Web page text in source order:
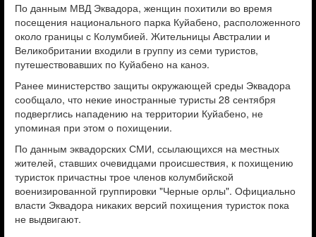
По данным МВД Эквадора, женщин похитили во время
посещения национального парка Куйабено, расположенного
около границы с Колумбией. Жительницы Австралии и
Великобритании входили в группу из семи туристов,
путешествовавших по Куйабено на каноэ.
Ранее министерство защиты окружающей среды Эквадора
сообщало, что некие иностранные туристы 28 сентября
подверглись нападению на территории Куйабено, не
упоминая при этом о похищении.
По данным эквадорских СМИ, ссылающихся на местных
жителей, ставших очевидцами происшествия, к похищению
туристок причастны трое членов колумбийской
военизированной группировки "Черные орлы". Официально
власти Эквадора никаких версий похищения туристок пока
не выдвигают.